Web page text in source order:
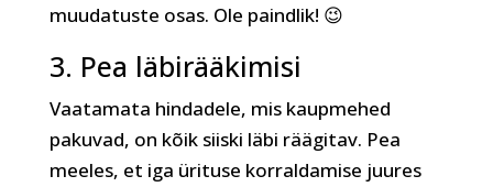
muudatuste osas. Ole paindlik! 😉
3. Pea läbirääkimisi
Vaatamata hindadele, mis kaupmehed
pakuvad, on kõik siiski läbi räägitav. Pea
meeles, et iga ürituse korraldamise juures